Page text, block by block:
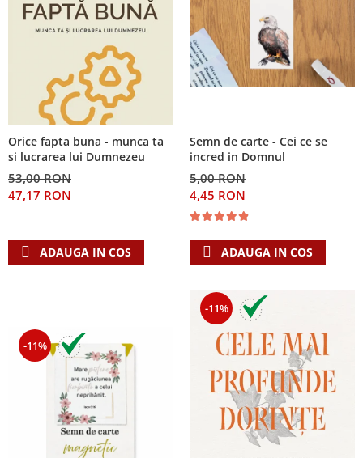
Orice fapta buna - munca ta
si lucrarea lui Dumnezeu
53,00 RON
47,17 RON
ADAUGA IN COS
Semn de carte - Cei ce se
incred in Domnul
5,00 RON
4,45 RON
ADAUGA IN COS
-11%
-11%